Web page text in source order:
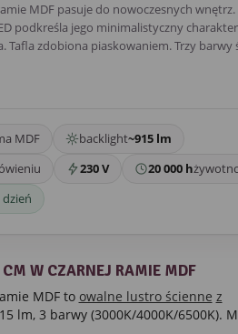
MDF pasuje do nowoczesnych wnętrz.
podkreśla jego minimalistyczny
zdobiona piaskowaniem. Trzy barwy
MDF backlight~915 lm
230 V 20 000 h
W CZARNEJ RAMIE MDF
MDF to owalne lustro ścienne z
lm, 3 barwy (3000K/4000K/6500K).